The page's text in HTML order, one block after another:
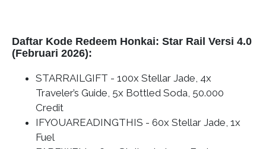
Daftar Kode Redeem Honkai: Star Rail Versi 4.0
(Februari 2026):
STARRAILGIFT - 100x Stellar Jade, 4x
Traveler’s Guide, 5x Bottled Soda, 50.000
Credit
IFYOUAREADINGTHIS - 60x Stellar Jade, 1x
Fuel